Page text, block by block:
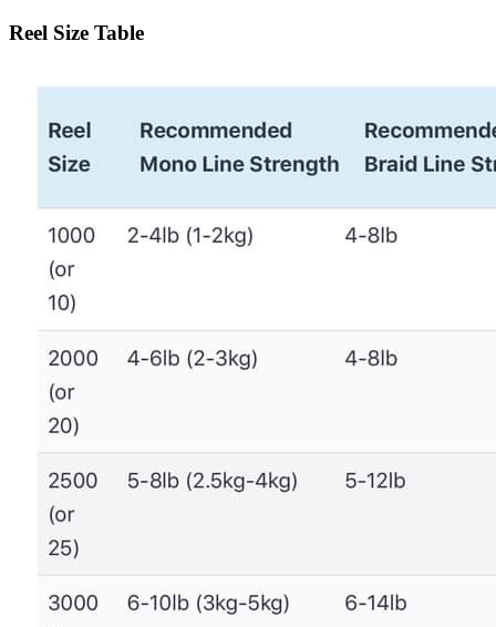
Reel Size Table